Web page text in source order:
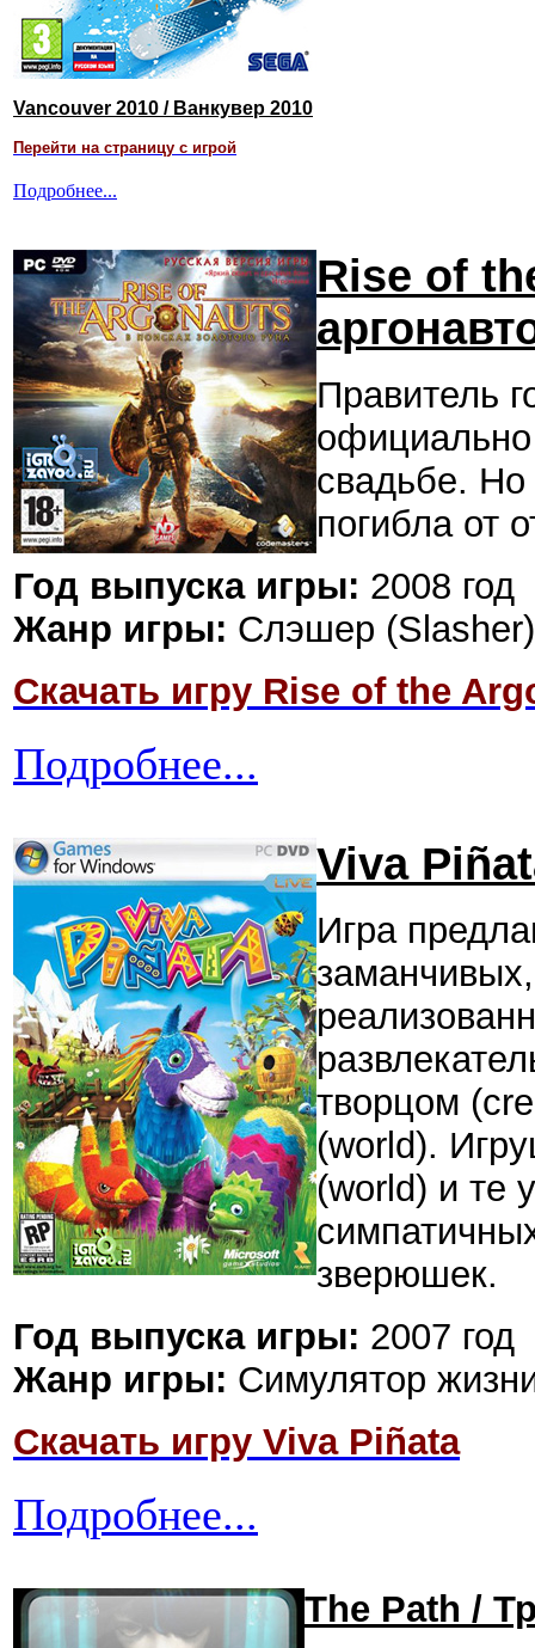
Vancouver 2010 / Ванкувер 2010
Перейти на страницу с игрой
Подробнее...
Rise of
Правитель
свадьбе. Но
погибла от
Год выпуска игры: 2008 год
Жанр игры: Слэшер
Скачать игру Rise of the
Подробнее...
Viva
Игра
творцом
(world).
(world) и те
зверюшек.
Год выпуска игры: 2007 год
Жанр игры: Симулятор
Скачать игру Viva Piñata
Подробнее...
The Path /